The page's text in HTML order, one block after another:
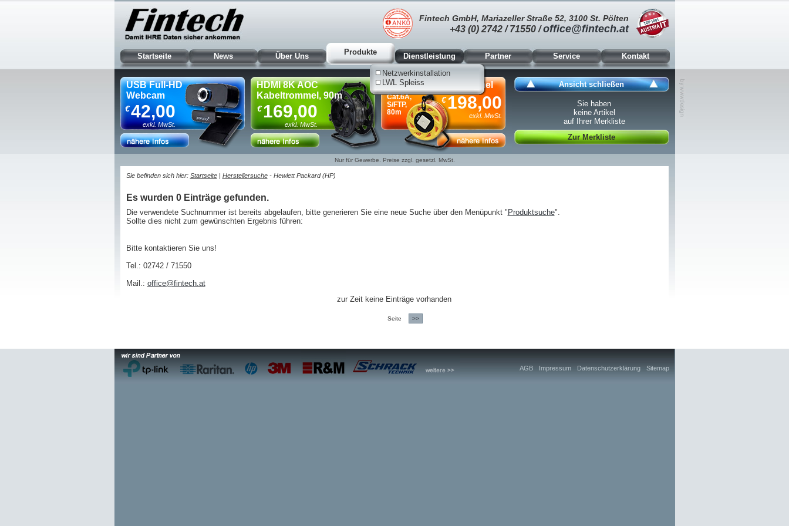
Fintech GmbH, Mariazeller Straße 52, 3100 St. Pölten
+43 (0) 2742 / 71550 /office@fintech.at
Startseite News Über Uns Produkte
Dienstleistung
Netzwerkinstallation
LWL Spleiss
Partner Service Kontakt
USB Full-HD
Webcam
42,00
€
exkl. MwSt.
HDMI 8K AOC
Kabeltrommel, 90m
169,00
€
exkl. MwSt.
Netzwerk-Kabeltrommel
Cat.6A,
S/FTP,
80m
198,00
€
exkl. MwSt.
Ansicht schließen
Sie haben
keine Artikel
auf Ihrer Merkliste
Zur Merkliste
Nur für Gewerbe. Preise zzgl. gesetzl. MwSt.
Sie befinden sich hier: Startseite| Herstellersuche- Hewlett Packard (HP)
Es wurden 0 Einträge gefunden.
Die verwendete Suchnummer ist bereits abgelaufen, bitte generieren Sie eine neue Suche über den Menüpunkt " Produktsuche".
Sollte dies nicht zum gewünschten Ergebnis führen:
Bitte kontaktieren Sie uns!
Tel.: 02742 / 71550
Mail.: office@fintech.at
zur Zeit keine Einträge vorhanden
Seite >>
AGB Impressum Datenschutzerklärung Sitemap